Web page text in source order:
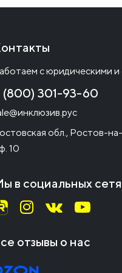
с юридическими
(800) 301-93-60
обл., Ростов-
10
в социальных
отзывы о нас